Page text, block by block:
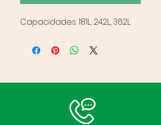
Capacidades: 181L, 242L, 362L